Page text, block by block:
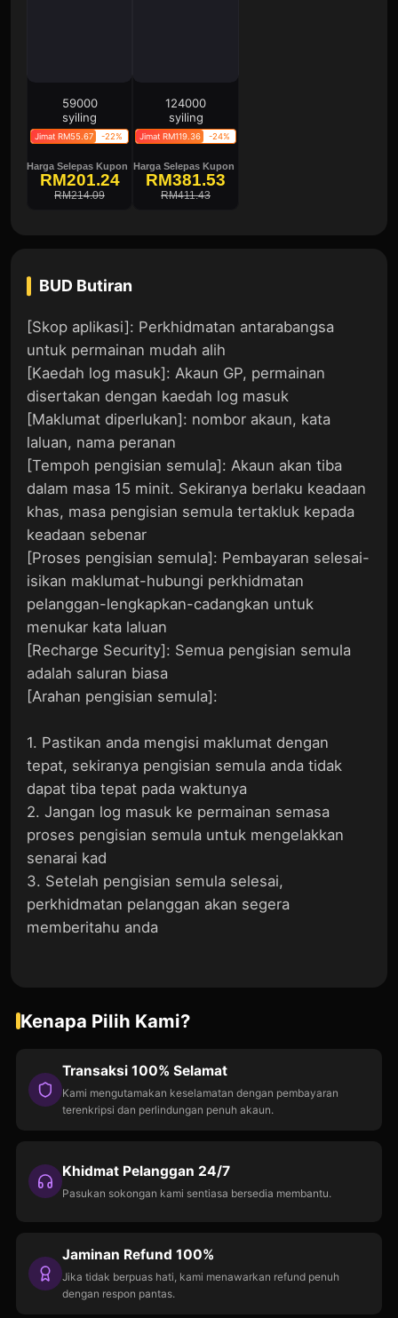
59000
syiling
Jimat RM55.67 -22%
Harga Selepas Kupon
RM201.24
RM214.09
124000
syiling
Jimat RM119.36 -24%
Harga Selepas Kupon
RM381.53
RM411.43
BUD Butiran
[Skop aplikasi]: Perkhidmatan antarabangsa
untuk permainan mudah alih
[Kaedah log masuk]: Akaun GP, permainan
disertakan dengan kaedah log masuk
[Maklumat diperlukan]: nombor akaun, kata
laluan, nama peranan
[Tempoh pengisian semula]: Akaun akan tiba
dalam masa 15 minit. Sekiranya berlaku keadaan
khas, masa pengisian semula tertakluk kepada
keadaan sebenar
[Proses pengisian semula]: Pembayaran selesai-
isikan maklumat-hubungi perkhidmatan
pelanggan-lengkapkan-cadangkan untuk
menukar kata laluan
[Recharge Security]: Semua pengisian semula
adalah saluran biasa
[Arahan pengisian semula]:
1. Pastikan anda mengisi maklumat dengan
tepat, sekiranya pengisian semula anda tidak
dapat tiba tepat pada waktunya
2. Jangan log masuk ke permainan semasa
proses pengisian semula untuk mengelakkan
senarai kad
3. Setelah pengisian semula selesai,
perkhidmatan pelanggan akan segera
memberitahu anda
Kenapa Pilih Kami?
Transaksi 100% Selamat
Kami mengutamakan keselamatan dengan pembayaran
terenkripsi dan perlindungan penuh akaun.
Khidmat Pelanggan 24/7
Pasukan sokongan kami sentiasa bersedia membantu.
Jaminan Refund 100%
Jika tidak berpuas hati, kami menawarkan refund penuh
dengan respon pantas.